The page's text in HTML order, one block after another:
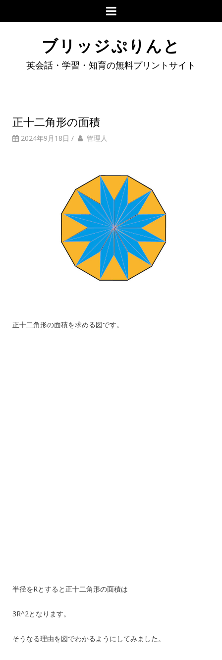
ブリッジぷりんと
英会話・学習・知育の無料プリントサイト
正十二角形の面積
2024年9月18日 / 管理人
正十二角形の面積を求める図です。
半径をRとすると正十二角形の面積は
3R^2となります。
そうなる理由を図でわかるようにしてみました。